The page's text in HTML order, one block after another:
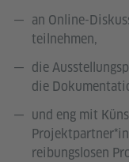
an Online-
teilnehmen,
die
die
und eng mit
reibungslosen